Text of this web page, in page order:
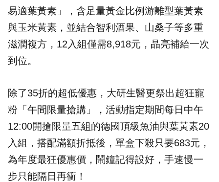
易適葉黃素 」，含足量黃金比例游離型葉黃素
與玉米黃素，並結合智利酒果、山桑子等多重
滋潤複方，12入組僅需8,918元，晶亮補給一次
到位。
除了35折的超低優惠，大研生醫更祭出超狂寵
粉「午間限量搶購」，活動指定期間每日中午
12:00開搶限量五組的德國頂級魚油與葉黃素20
入組，搭配滿額折抵後，單盒下殺只要683元，
為年度最狂優惠價，鬧鐘記得設好，手速慢一
步只能隔日再衝！